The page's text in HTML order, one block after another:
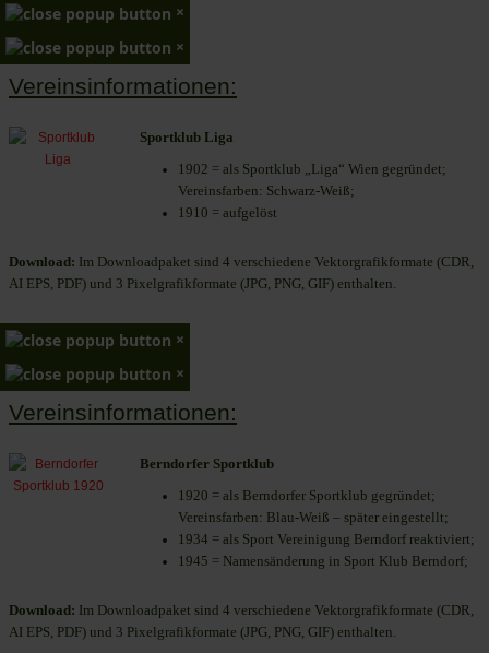
×
×
Vereinsinformationen:
Sportklub Liga
1902 = als Sportklub „Liga“ Wien gegründet;
Vereinsfarben: Schwarz-Weiß;
1910 = aufgelöst
Download: Im Downloadpaket sind 4 verschiedene Vektorgrafikformate (CDR,
AI EPS, PDF) und 3 Pixelgrafikformate (JPG, PNG, GIF) enthalten.
×
×
Vereinsinformationen:
Berndorfer Sportklub
1920 = als Berndorfer Sportklub gegründet;
Vereinsfarben: Blau-Weiß – später eingestellt;
1934 = als Sport Vereinigung Berndorf reaktiviert;
1945 = Namensänderung in Sport Klub Berndorf;
Download: Im Downloadpaket sind 4 verschiedene Vektorgrafikformate (CDR,
AI EPS, PDF) und 3 Pixelgrafikformate (JPG, PNG, GIF) enthalten.